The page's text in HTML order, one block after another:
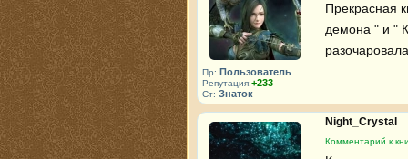
Пр: Пользователь
Репутация:+233
Ст: Знаток
Прекрасная
демона " и "
Night_Crystal
Комментарий к